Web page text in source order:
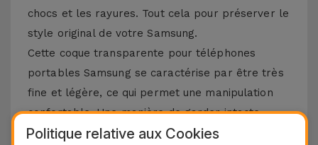
chocs et les rayures. Tout cela pour préserver le
style original de votre Samsung.
Cette coque transparente pour téléphones
portables Samsung se caractérise par être très
fine et légère, ce qui permet une manipulation
confortable. Une manière de garder intacte
l’esthétique de l’équipement. Parce qu'il est
Politique relative aux Cookies